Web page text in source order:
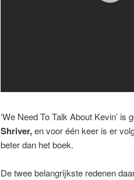
‘We Need To Talk About Kevin’
Shriver,en voor één keer is er
beter dan het boek.
De twee belangrijkste redenen